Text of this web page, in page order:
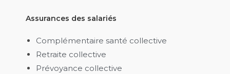
Assurances des salariés
Complémentaire santé collective
Retraite collective
Prévoyance collective